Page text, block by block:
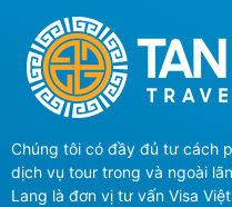
Chúng tôi có đầy đủ tư cách
dịch vụ tour trong và ngoài
Lang là đơn vị tư vấn Visa